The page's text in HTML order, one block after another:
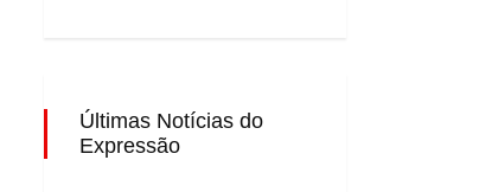
Últimas Notícias do
Expressão